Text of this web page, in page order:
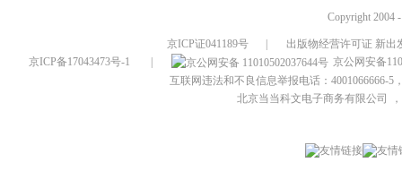
Copyright 2004
京ICP证041189号
出版物经营许可证 新出
京ICP备17043473号-1
京公网安备
互联网违法和不良信息举报电话：4001066666-5
北京当当科文电子商务有限公司